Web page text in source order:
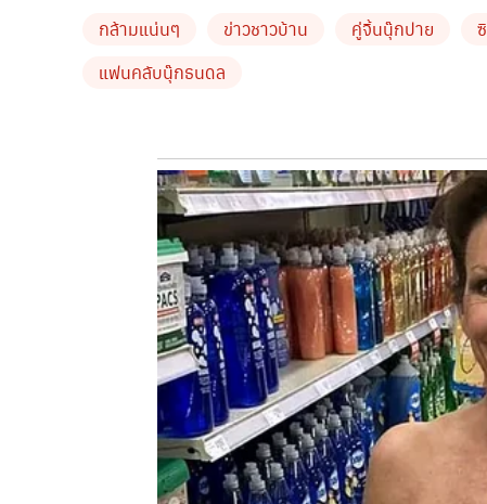
#RICHBAND
กล้ามแน่นๆ ข่าวชาวบ้าน คู่จิ้นนุ๊กปาย
แฟนคลับนุ๊กธนดล